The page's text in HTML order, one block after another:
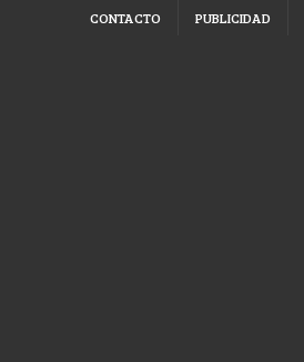
CONTACTO PUBLICIDAD